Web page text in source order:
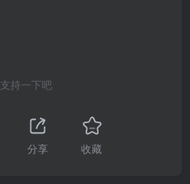
持一下吧
分享 收藏